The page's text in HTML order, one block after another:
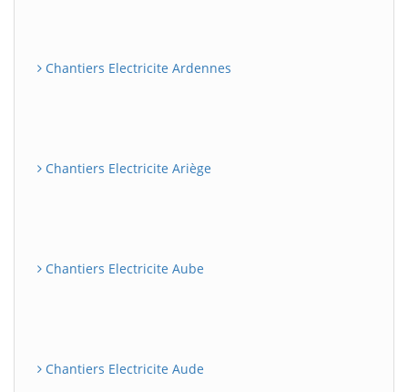
Chantiers Electricite Ardennes
Chantiers Electricite Ariège
Chantiers Electricite Aube
Chantiers Electricite Aude